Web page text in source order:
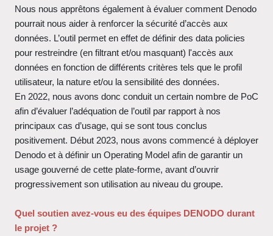
Nous nous apprêtons également à évaluer comment Denodo
pourrait nous aider à renforcer la sécurité d’accès aux
données. L’outil permet en effet de définir des data policies
pour restreindre (en filtrant et/ou masquant) l'accès aux
données en fonction de différents critères tels que le profil
utilisateur, la nature et/ou la sensibilité des données.
En 2022, nous avons donc conduit un certain nombre de PoC
afin d’évaluer l’adéquation de l’outil par rapport à nos
principaux cas d’usage, qui se sont tous conclus
positivement. Début 2023, nous avons commencé à déployer
Denodo et à définir un Operating Model afin de garantir un
usage gouverné de cette plate-forme, avant d’ouvrir
progressivement son utilisation au niveau du groupe.
Quel soutien avez-vous eu des équipes DENODO durant
le projet ?